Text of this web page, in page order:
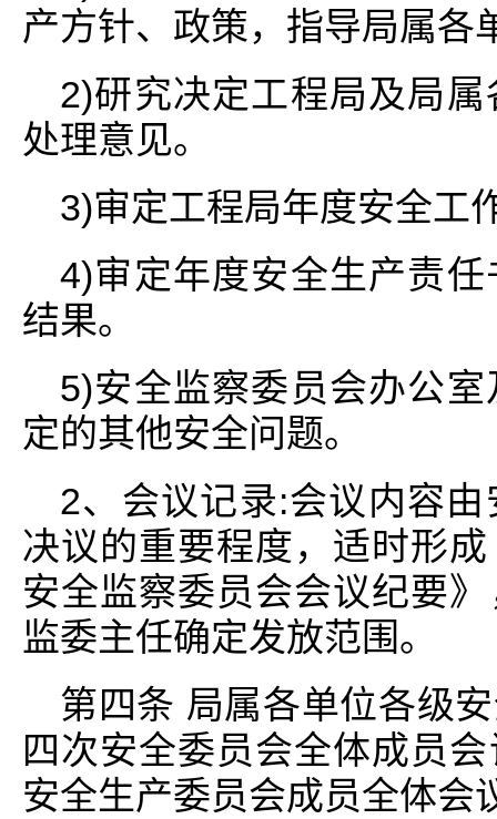
产方针、政策，指导局属各
2)研究决定工程局及局
处理意见。
3)审定工程局年度安全工
4)审定年度安全生产责
结果。
5)安全监察委员会办公
定的其他安全问题。
2、会议记录:会议内容
决议的重要程度，适时形
安全监察委员会会议纪要
监委主任确定发放范围。
第四条 局属各单位各级
四次安全委员会全体成员
安全生产委员会成员全体会